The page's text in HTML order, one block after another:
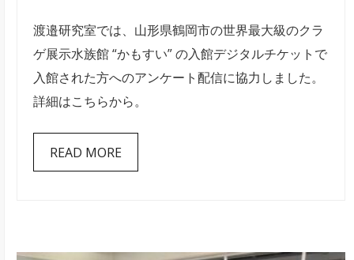
大
級
の
ク
ラ
ゲ
族
渡邉研究室では、山形県鶴岡市の世界最大級のクラ
ゲ展示水族館 “かもすい” の入館デジタルチケットで
入館された方へのアンケート配信に協力しました。
詳細はこちらから。
READ MORE